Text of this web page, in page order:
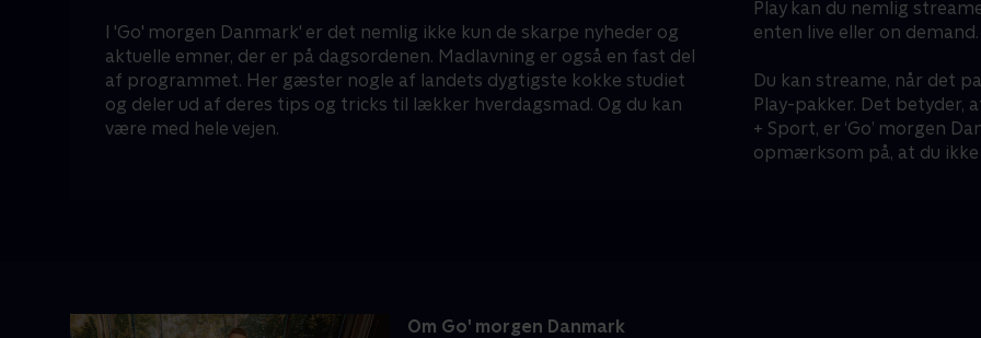
I 'Go' morgen Danmark' er det nemlig ikke kun de skarpe nyheder og
aktuelle emner, der er på dagsordenen. Madlavning er også en fast del
af programmet. Her gæster nogle af landets dygtigste kokke studiet
og deler ud af deres tips og tricks til lækker hverdagsmad. Og du kan
være med hele vejen.
Play kan du nemlig
enten live eller on demand.
Du kan streame, når det
Play-pakker. Det betyder,
+ Sport, er ‘Go’ morgen
opmærksom på, at du ikke
Om Go' morgen Danmark